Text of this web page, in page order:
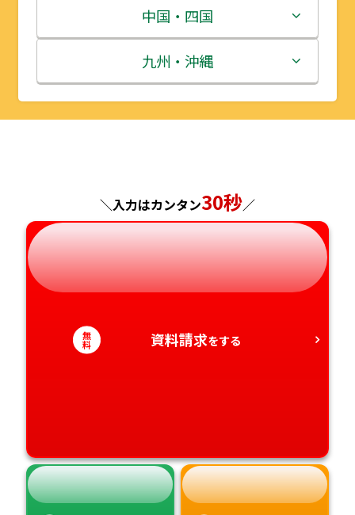
宮城県
秋田県
山形県
群馬県
埼玉県
千葉県
富山県
石川県
福井県
静岡県
三重県
滋賀県
京都府
奈良県
和歌山県
中国・四国
鳥取県
島根県
山口県
徳島県
九州・沖縄
福岡県
熊本県
大分県
＼入力はカンタン30秒／
無
料 資料請求をする